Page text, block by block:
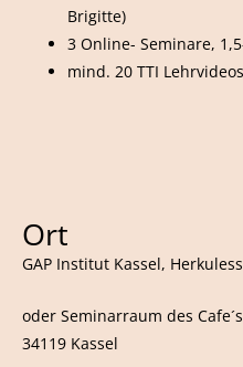
Brigitte)
3 Online- Seminare,
mind. 20 TTI
Ort
GAP Institut Kassel,
oder Seminarraum des
34119 Kassel